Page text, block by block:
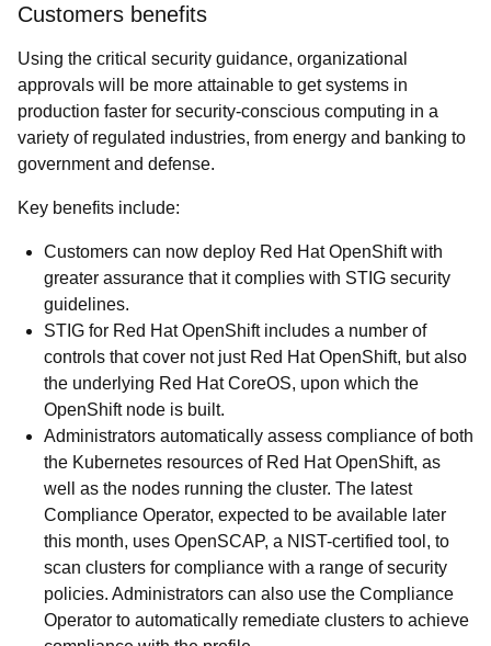
Customers benefits
Using the critical security guidance, organizational
approvals will be more attainable to get systems in
production faster for security-conscious computing in a
variety of regulated industries, from energy and banking to
government and defense.
Key benefits include:
Customers can now deploy Red Hat OpenShift with
greater assurance that it complies with STIG security
guidelines.
STIG for Red Hat OpenShift includes a number of
controls that cover not just Red Hat OpenShift, but also
the underlying Red Hat CoreOS, upon which the
OpenShift node is built.
Administrators automatically assess compliance of both
the Kubernetes resources of Red Hat OpenShift, as
well as the nodes running the cluster. The latest
Compliance Operator, expected to be available later
this month, uses OpenSCAP, a NIST-certified tool, to
scan clusters for compliance with a range of security
policies. Administrators can also use the Compliance
Operator to automatically remediate clusters to achieve